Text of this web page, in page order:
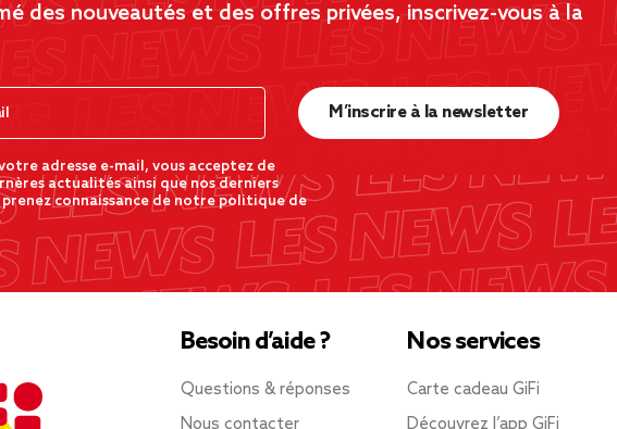
des nouveautés et des offres privées, inscrivez-vous à la
adresse e-mail, vous acceptez de
actualités ainsi que nos derniers
connaissance de notre politique de
M’inscrire à la newsletter
Besoin d’aide ?
Questions & réponses
Nous contacter
Nos services
Carte cadeau GiFi
Découvrez l’app GiFi